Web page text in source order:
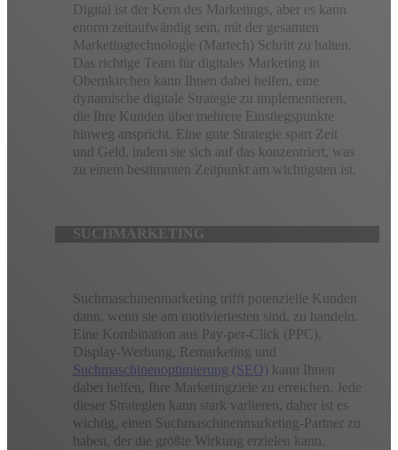
Digital ist der Kern des Marketings, aber es kann
enorm zeitaufwändig sein, mit der gesamten
Marketingtechnologie (Martech) Schritt zu halten.
Das richtige Team für digitales Marketing in
Obernkirchen kann Ihnen dabei helfen, eine
dynamische digitale Strategie zu implementieren,
die Ihre Kunden über mehrere Einstiegspunkte
hinweg anspricht. Eine gute Strategie spart Zeit
und Geld, indem sie sich auf das konzentriert, was
zu einem bestimmten Zeitpunkt am wichtigsten ist.
SUCHMARKETING
Suchmaschinenmarketing trifft potenzielle Kunden
dann, wenn sie am motiviertesten sind, zu handeln.
Eine Kombination aus Pay-per-Click (PPC),
Display-Werbung, Remarketing und
Suchmaschinenoptimierung (SEO) kann Ihnen
dabei helfen, Ihre Marketingziele zu erreichen. Jede
dieser Strategien kann stark variieren, daher ist es
wichtig, einen Suchmaschinenmarketing-Partner zu
haben, der die größte Wirkung erzielen kann.